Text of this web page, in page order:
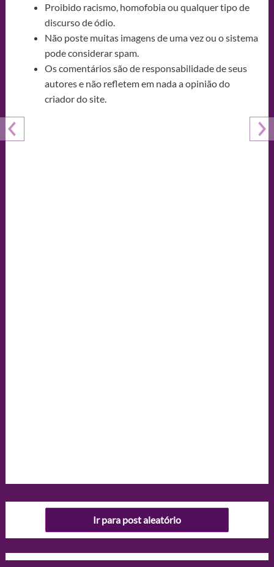
Proibido racismo, homofobia ou qualquer tipo de
discurso de ódio.
Não poste muitas imagens de uma vez ou o sistema
pode considerar spam.
Os comentários são de responsabilidade de seus
autores e não refletem em nada a opinião do
criador do site.
Ir para post aleatório